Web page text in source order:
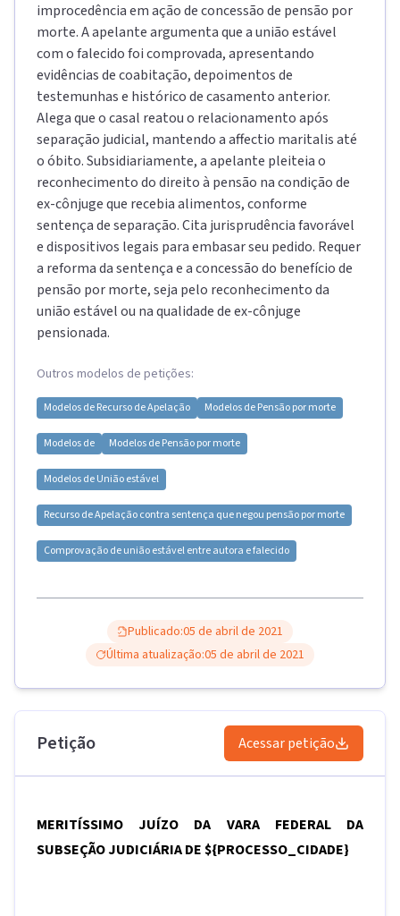
improcedência em ação de concessão de pensão por
morte. A apelante argumenta que a união estável
com o falecido foi comprovada, apresentando
evidências de coabitação, depoimentos de
testemunhas e histórico de casamento anterior.
Alega que o casal reatou o relacionamento após
separação judicial, mantendo a affectio maritalis até
o óbito. Subsidiariamente, a apelante pleiteia o
reconhecimento do direito à pensão na condição de
ex-cônjuge que recebia alimentos, conforme
sentença de separação. Cita jurisprudência favorável
e dispositivos legais para embasar seu pedido. Requer
a reforma da sentença e a concessão do benefício de
pensão por morte, seja pelo reconhecimento da
união estável ou na qualidade de ex-cônjuge
pensionada.
Outros modelos de petições:
Modelos deRecurso de Apelação Modelos dePensão por morte
Modelos de Modelos dePensão por morte
Modelos deUnião estável
Recurso de Apelação contra sentença que negou pensão por morte
Comprovação de união estável entre autora e falecido
Publicado:05 de abril de 2021
Última atualização:05 de abril de 2021
Petição Acessar petição
MERITÍSSIMO JUÍZO DA VARA FEDERAL DA
SUBSEÇÃO JUDICIÁRIA DE${PROCESSO_CIDADE}